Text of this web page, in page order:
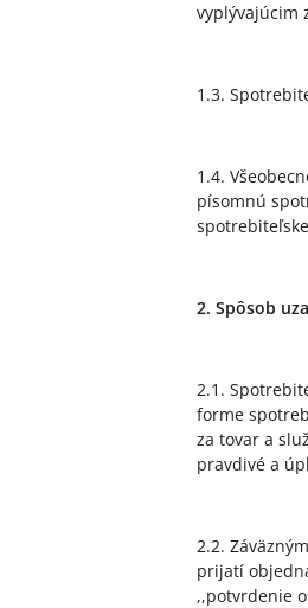
vyplývajúcim
1.3.
1.4.
písomnú
2. Spôsob
2.1.
forme
za tovar a
pravdivé a
2.2.
prijatí
,,potvrdenie